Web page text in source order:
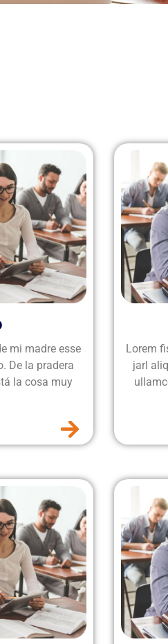
mi madre esse
De la pradera
la cosa muy
Lorem
jarl